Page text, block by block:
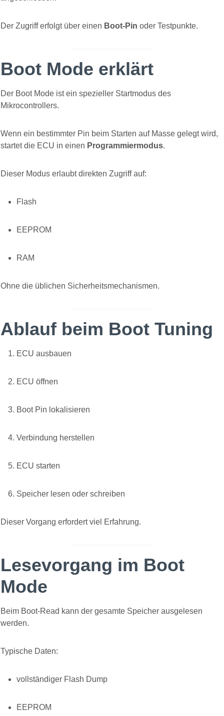
Der Zugriff erfolgt über einen Boot-Pin oder Testpunkte.
Boot Mode erklärt
Der Boot Mode ist ein spezieller Startmodus des
Mikrocontrollers.
Wenn ein bestimmter Pin beim Starten auf Masse gelegt wird,
startet die ECU in einen Programmiermodus.
Dieser Modus erlaubt direkten Zugriff auf:
Flash
EEPROM
RAM
Ohne die üblichen Sicherheitsmechanismen.
Ablauf beim Boot Tuning
ECU ausbauen
ECU öffnen
Boot Pin lokalisieren
Verbindung herstellen
ECU starten
Speicher lesen oder schreiben
Dieser Vorgang erfordert viel Erfahrung.
Lesevorgang im Boot
Mode
Beim Boot-Read kann der gesamte Speicher ausgelesen
werden.
Typische Daten:
vollständiger Flash Dump
EEPROM